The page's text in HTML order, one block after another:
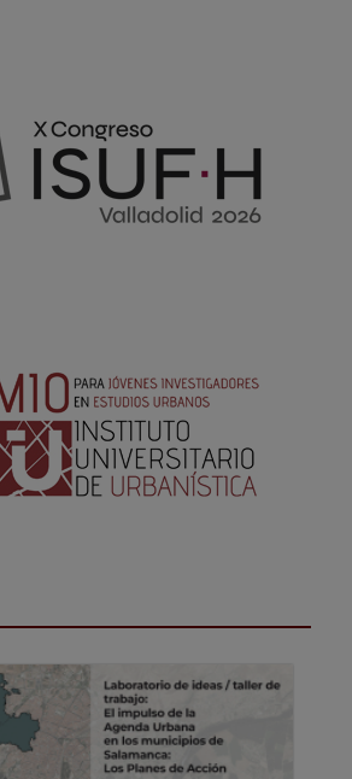
Internacional
H Valladolid 2026
“Narrativas
interdisciplinares”
a los mejores TFG
en la UVa